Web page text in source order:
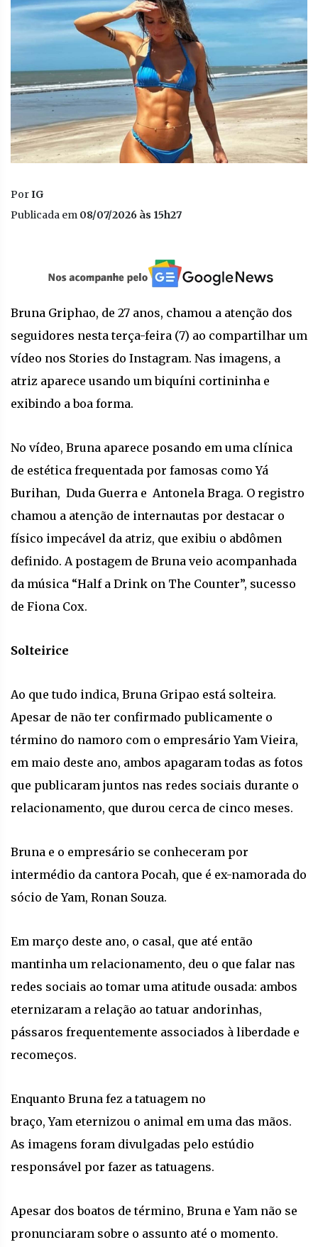
PorIG
Publicada em 08/07/2026 às 15h27
Bruna Griphao, de 27 anos, chamou a atenção dos
seguidores nesta terça-feira (7) ao compartilhar um
vídeo nos Stories do Instagram. Nas imagens, a
atriz aparece usando um biquíni cortininha e
exibindo a boa forma.
No vídeo, Bruna aparece posando em uma clínica
de estética frequentada por famosas como Yá
Burihan, Duda Guerra e Antonela Braga. O registro
chamou a atenção de internautas por destacar o
físico impecável da atriz, que exibiu o abdômen
definido. A postagem de Bruna veio acompanhada
da música “Half a Drink on The Counter”, sucesso
de Fiona Cox.
Solteirice
Ao que tudo indica, Bruna Gripao está solteira.
Apesar de não ter confirmado publicamente o
término do namoro com o empresário Yam Vieira,
em maio deste ano, ambos apagaram todas as fotos
que publicaram juntos nas redes sociais durante o
relacionamento, que durou cerca de cinco meses.
Bruna e o empresário se conheceram por
intermédio da cantora Pocah, que é ex-namorada do
sócio de Yam, Ronan Souza.
Em março deste ano, o casal, que até então
mantinha um relacionamento, deu o que falar nas
redes sociais ao tomar uma atitude ousada: ambos
eternizaram a relação ao tatuar andorinhas,
pássaros frequentemente associados à liberdade e
recomeços.
Enquanto Bruna fez a tatuagem no
braço, Yam eternizou o animal em uma das mãos.
As imagens foram divulgadas pelo estúdio
responsável por fazer as tatuagens.
Apesar dos boatos de término, Bruna e Yam não se
pronunciaram sobre o assunto até o momento.